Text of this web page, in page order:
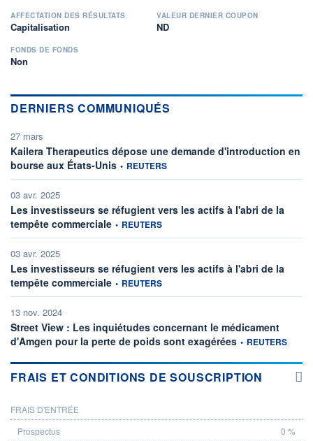
AFFECTATION DES RÉSULTATS
Capitalisation
VALEUR DERNIER COUPON
ND
FONDS DE FONDS
Non
DERNIERS COMMUNIQUÉS
27 mars
Kailera Therapeutics dépose une demande d'introduction en
bourse aux États-Unis information fournie par
• REUTERS
03 avr. 2025
Les investisseurs se réfugient vers les actifs à l'abri de la
tempête commerciale information fournie par
• REUTERS
03 avr. 2025
Les investisseurs se réfugient vers les actifs à l'abri de la
tempête commerciale information fournie par
• REUTERS
13 nov. 2024
Street View : Les inquiétudes concernant le médicament
d'Amgen pour la perte de poids sont exagérées information fournie
• REUTERS
FRAIS ET CONDITIONS DE SOUSCRIPTION
PROSPECTUS
FRAIS D'ENTRÉE
0 %